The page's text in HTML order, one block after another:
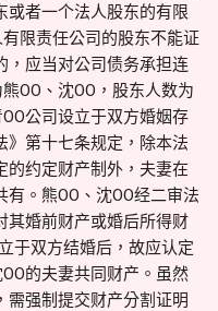
或者一个法人股东的有限
限责任公司的股东不能证
，应当对公司债务承担连
OO、沈OO，股东人数为
公司设立于双方婚姻存
》第十七条规定，除本法
的约定财产制外，夫妻在
。熊OO、沈OO经二审法
其婚前财产或婚后所得财
于双方结婚后，故应认定
的夫妻共同财产。虽然
需强制提交财产分割证明